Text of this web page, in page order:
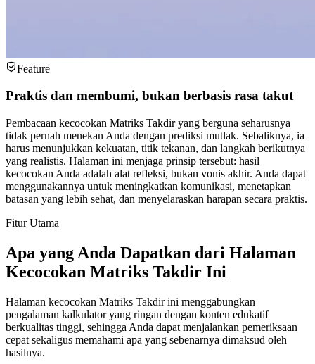
Feature
Praktis dan membumi, bukan berbasis rasa takut
Pembacaan kecocokan Matriks Takdir yang berguna seharusnya
tidak pernah menekan Anda dengan prediksi mutlak. Sebaliknya, ia
harus menunjukkan kekuatan, titik tekanan, dan langkah berikutnya
yang realistis. Halaman ini menjaga prinsip tersebut: hasil
kecocokan Anda adalah alat refleksi, bukan vonis akhir. Anda dapat
menggunakannya untuk meningkatkan komunikasi, menetapkan
batasan yang lebih sehat, dan menyelaraskan harapan secara praktis.
Fitur Utama
Apa yang Anda Dapatkan dari Halaman
Kecocokan Matriks Takdir Ini
Halaman kecocokan Matriks Takdir ini menggabungkan
pengalaman kalkulator yang ringan dengan konten edukatif
berkualitas tinggi, sehingga Anda dapat menjalankan pemeriksaan
cepat sekaligus memahami apa yang sebenarnya dimaksud oleh
hasilnya.